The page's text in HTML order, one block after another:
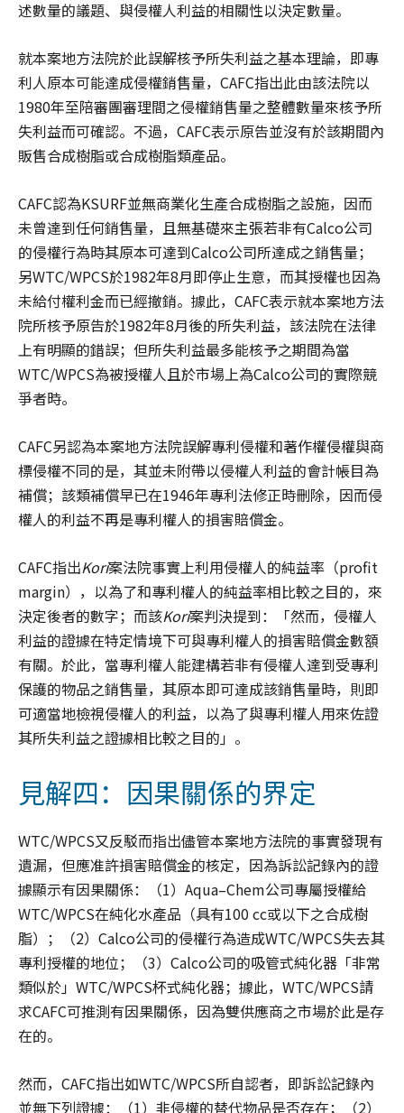
述數量的議題、與侵權人利益的相關性以決定數量。
就本案地方法院於此誤解核予所失利益之基本理論，即專
利人原本可能達成侵權銷售量，CAFC指出此由該法院以
1980年至陪審團審理間之侵權銷售量之整體數量來核予所
失利益而可確認。不過，CAFC表示原告並沒有於該期間內
販售合成樹脂或合成樹脂類產品。
CAFC認為KSURF並無商業化生產合成樹脂之設施，因而
未曾達到任何銷售量，且無基礎來主張若非有Calco公司
的侵權行為時其原本可達到Calco公司所達成之銷售量；
另WTC/WPCS於1982年8月即停止生意，而其授權也因為
未給付權利金而已經撤銷。據此，CAFC表示就本案地方法
院所核予原告於1982年8月後的所失利益，該法院在法律
上有明顯的錯誤；但所失利益最多能核予之期間為當
WTC/WPCS為被授權人且於市場上為Calco公司的實際競
爭者時。
CAFC另認為本案地方法院誤解專利侵權和著作權侵權與商
標侵權不同的是，其並未附帶以侵權人利益的會計帳目為
補償；該類補償早已在1946年專利法修正時刪除，因而侵
權人的利益不再是專利權人的損害賠償金。
CAFC指出Kori案法院事實上利用侵權人的純益率（profit
margin），以為了和專利權人的純益率相比較之目的，來
決定後者的數字；而該Kori案判決提到：「然而，侵權人
利益的證據在特定情境下可與專利權人的損害賠償金數額
有關。於此，當專利權人能建構若非有侵權人達到受專利
保護的物品之銷售量，其原本即可達成該銷售量時，則即
可適當地檢視侵權人的利益，以為了與專利權人用來佐證
其所失利益之證據相比較之目的」。
見解四：因果關係的界定
WTC/WPCS又反駁而指出儘管本案地方法院的事實發現有
遺漏，但應准許損害賠償金的核定，因為訴訟記錄內的證
據顯示有因果關係：（1）Aqua–Chem公司專屬授權給
WTC/WPCS在純化水產品（具有100 cc或以下之合成樹
脂）；（2）Calco公司的侵權行為造成WTC/WPCS失去其
專利授權的地位；（3）Calco公司的吸管式純化器「非常
類似於」WTC/WPCS杯式純化器；據此，WTC/WPCS請
求CAFC可推測有因果關係，因為雙供應商之市場於此是存
在的。
然而，CAFC指出如WTC/WPCS所自認者，即訴訟記錄內
並無下列證據：（1）非侵權的替代物品是否存在；（2）